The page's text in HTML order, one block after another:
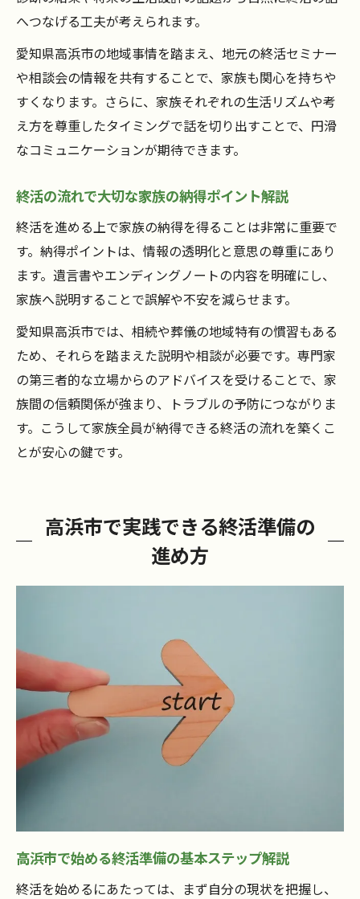
へつなげる工夫が考えられます。
愛知県高浜市の地域事情を踏まえ、地元の終活セミナー
や相談会の情報を共有することで、家族も関心を持ちや
すくなります。さらに、家族それぞれの生活リズムや考
え方を尊重したタイミングで話を切り出すことで、円滑
なコミュニケーションが期待できます。
終活の流れで大切な家族の納得ポイント解説
終活を進める上で家族の納得を得ることは非常に重要で
す。納得ポイントは、情報の透明化と意思の尊重にあり
ます。遺言書やエンディングノートの内容を明確にし、
家族へ説明することで誤解や不安を減らせます。
愛知県高浜市では、相続や葬儀の地域特有の慣習もある
ため、それらを踏まえた説明や相談が必要です。専門家
の第三者的な立場からのアドバイスを受けることで、家
族間の信頼関係が強まり、トラブルの予防につながりま
す。こうして家族全員が納得できる終活の流れを築くこ
とが安心の鍵です。
高浜市で実践できる終活準備の
進め方
高浜市で始める終活準備の基本ステップ解説
終活を始めるにあたっては、まず自分の現状を把握し、